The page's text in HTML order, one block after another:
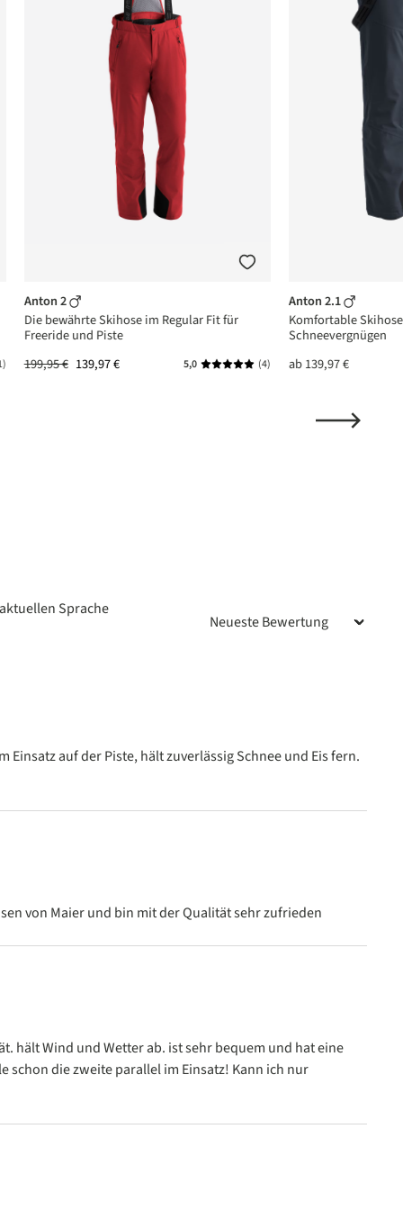
Bewertung von 5 von 5 Sternen
Anton 2
Die bewährte Skihose im Regular Fit für
Freeride und Piste
199,95 € 139,97 € 5,0 Durchschnittliche Bewertung
(4)
Anton 2.1
Komfortable
Schneevergnügen
ab139,97 €
Sprache
Einsatz auf der Piste, hält zuverlässig Schnee und Eis fern.
von Maier und bin mit der Qualität sehr zufrieden
hält Wind und Wetter ab. ist sehr bequem und hat eine
schon die zweite parallel im Einsatz! Kann ich nur